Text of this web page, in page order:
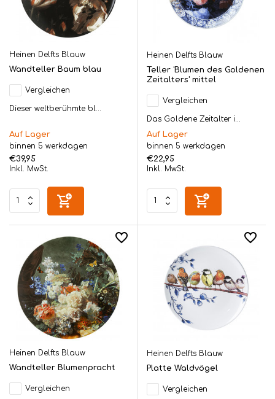
Heinen Delfts Blauw
Wandteller Baum blau
Vergleichen
Dieser weltberühmte bl...
Auf Lager
binnen 5 werkdagen
€39,95
Inkl. MwSt.
Heinen Delfts Blauw
Teller 'Blumen des Goldenen
Zeitalters' mittel
Vergleichen
Das Goldene Zeitalter i...
Auf Lager
binnen 5 werkdagen
€22,95
Inkl. MwSt.
Heinen Delfts Blauw
Wandteller Blumenpracht
Vergleichen
Heinen Delfts Blauw
Platte Waldvögel
Vergleichen